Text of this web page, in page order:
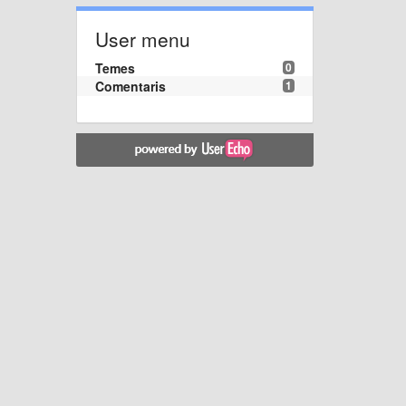
User menu
0
Temes
1
Comentaris